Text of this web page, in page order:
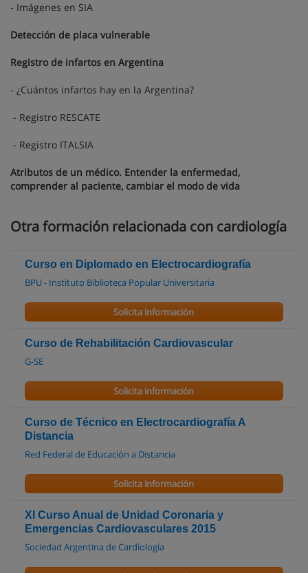
- Imágenes en SIA
Detección de placa vulnerable
Registro de infartos en Argentina
- ¿Cuántos infartos hay en la Argentina?
- Registro RESCATE
- Registro ITALSIA
Atributos de un médico. Entender la enfermedad,
comprender al paciente, cambiar el modo de vida
Otra formación relacionada con cardiología
Curso en Diplomado en Electrocardiografía
BPU - Instituto Biblioteca Popular Universitaria
Solicita información
Curso de Rehabilitación Cardiovascular
G-SE
Solicita información
Curso de Técnico en Electrocardiografía A
Distancia
Red Federal de Educación a Distancia
Solicita información
XI Curso Anual de Unidad Coronaria y
Emergencias Cardiovasculares 2015
Sociedad Argentina de Cardiología